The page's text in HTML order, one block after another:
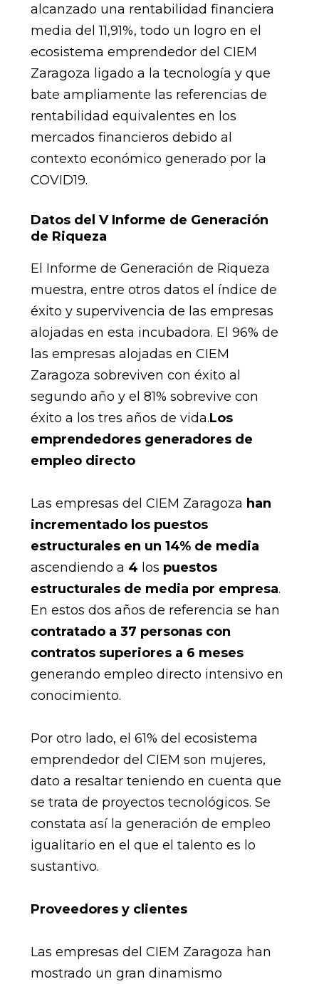
alcanzado una rentabilidad financiera
media del 11,91%, todo un logro en el
ecosistema emprendedor del CIEM
Zaragoza ligado a la tecnología y que
bate ampliamente las referencias de
rentabilidad equivalentes en los
mercados financieros debido al
contexto económico generado por la
COVID19.
Datos del V Informe de Generación
de Riqueza
El Informe de Generación de Riqueza
muestra, entre otros datos el índice de
éxito y supervivencia de las empresas
alojadas en esta incubadora. El 96% de
las empresas alojadas en CIEM
Zaragoza sobreviven con éxito al
segundo año y el 81% sobrevive con
éxito a los tres años de vida.Los
emprendedores generadores de
empleo directo
Las empresas del CIEM Zaragoza han
incrementado los puestos
estructurales en un 14% de media
ascendiendo a 4 los puestos
estructurales de media por empresa.
En estos dos años de referencia se han
contratado a 37 personas con
contratos superiores a 6 meses
generando empleo directo intensivo en
conocimiento.
Por otro lado, el 61% del ecosistema
emprendedor del CIEM son mujeres,
dato a resaltar teniendo en cuenta que
se trata de proyectos tecnológicos. Se
constata así la generación de empleo
igualitario en el que el talento es lo
sustantivo.
Proveedores y clientes
Las empresas del CIEM Zaragoza han
mostrado un gran dinamismo